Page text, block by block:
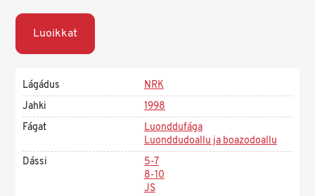
Luoikkat
Lágádus
NRK
Jahki
1998
Fágat
Luonddufága
Luonddudoallu ja boazodoallu
Dássi
5-7
8-10
JS